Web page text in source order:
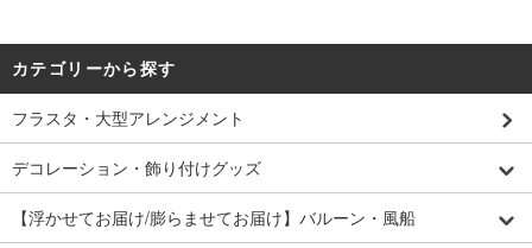
カテゴリーから探す
フラスタ・大型アレンジメント
デコレーション・飾り付けグッズ
【浮かせてお届け/膨らませてお届け】バルーン・風船